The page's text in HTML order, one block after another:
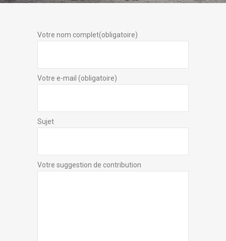
Votre nom complet(obligatoire)
Votre e-mail (obligatoire)
Sujet
Votre suggestion de contribution